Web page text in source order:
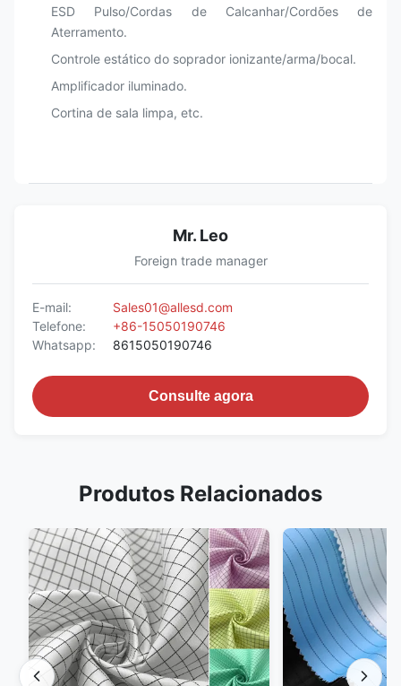
ESD Pulso/Cordas de Calcanhar/Cordões de
Aterramento.
Controle estático do soprador ionizante/arma/bocal.
Amplificador iluminado.
Cortina de sala limpa, etc.
Mr. Leo
Foreign trade manager
E-mail:
Sales01@allesd.com
Telefone:
+86-15050190746
Whatsapp:
8615050190746
Consulte agora
Produtos Relacionados